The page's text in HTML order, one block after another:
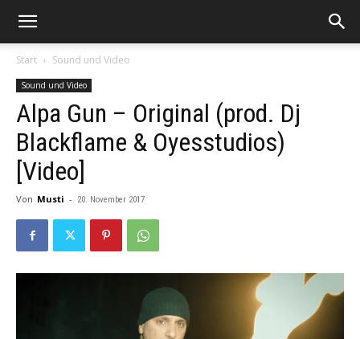
Start Sound und Video
Sound und Video
Alpa Gun – Original (prod. Dj
Blackflame & Oyesstudios)
[Video]
Von Musti - 20. November 2017